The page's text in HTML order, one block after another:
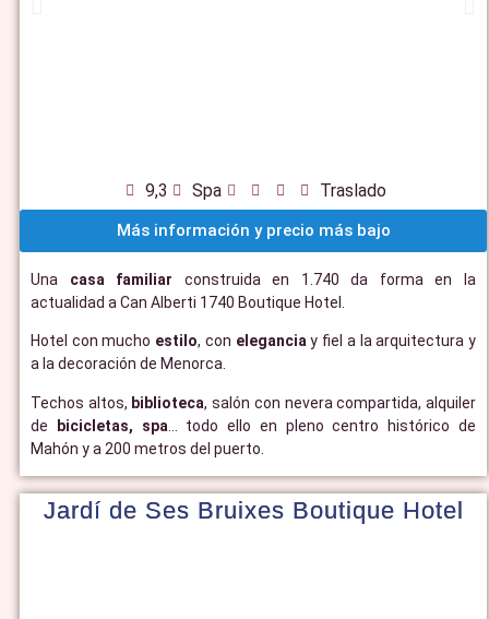
9,3 Spa Traslado
Más información y precio más bajo
Una casa familiar construida en 1.740 da forma en la
actualidad a Can Alberti 1740 Boutique Hotel.
Hotel con mucho estilo, con eleganciay fiel a la arquitectura y
a la decoración de Menorca.
Techos altos, biblioteca, salón con nevera compartida, alquiler
de bicicletas, spa … todo ello en pleno centro histórico de
Mahón y a 200 metros del puerto.
Jardí de Ses Bruixes Boutique Hotel